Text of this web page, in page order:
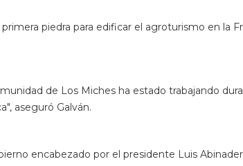
piedra para edificar el agroturismo en la
de Los Miches ha estado trabajando
aseguró Galván.
encabezado por el presidente Luis